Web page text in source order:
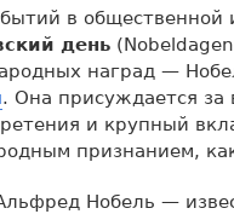
в
день
наград —
. Она присуждается
и крупный
признанием,
Нобель —